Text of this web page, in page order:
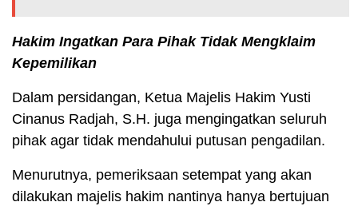
Hakim Ingatkan Para Pihak Tidak Mengklaim
Kepemilikan
Dalam persidangan, Ketua Majelis Hakim Yusti
Cinanus Radjah, S.H. juga mengingatkan seluruh
pihak agar tidak mendahului putusan pengadilan.
Menurutnya, pemeriksaan setempat yang akan
dilakukan majelis hakim nantinya hanya bertujuan